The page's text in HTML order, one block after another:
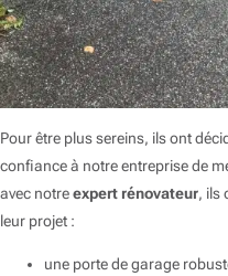
Pour être plus sereins, ils ont
confiance à notre entreprise de
avec notreexpert rénovateur, ils
leur projet :
une porte de garage